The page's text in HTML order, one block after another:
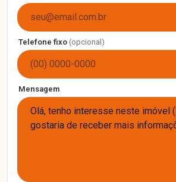
Telefone fixo (opcional)
Mensagem